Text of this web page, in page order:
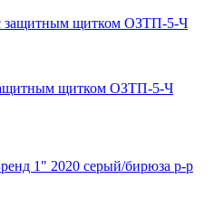
щитком ОЗТП-5-Ч